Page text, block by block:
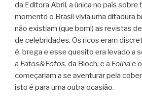
da Editora Abril, a única no país sobre
momento o Brasil vivia uma ditadura
não existiam (que bom!) as revistas
de celebridades. Os ricos eram
é, brega e esse quesito era levado a
a Fatos&Fotos, da Bloch, e a Folhae o
começariam a se aventurar pela
isto é para uma outra ocasião.